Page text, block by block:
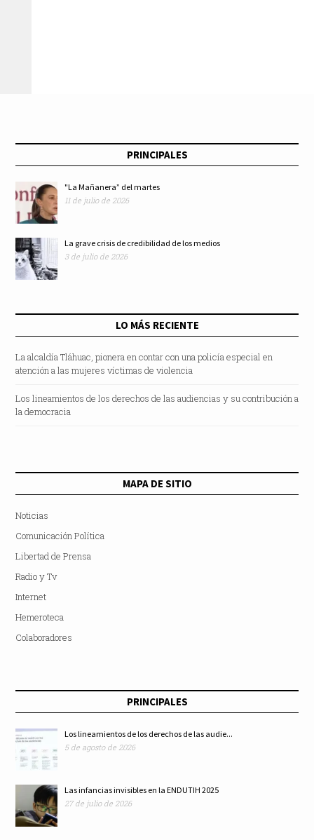
PRINCIPALES
"La Mañanera” del martes
11 de julio de 2026
La grave crisis de credibilidad de los medios
3 de julio de 2026
LO MÁS RECIENTE
La alcaldía Tláhuac, pionera en contar con una policía especial en
atención a las mujeres víctimas de violencia
Los lineamientos de los derechos de las audiencias y su contribución a
la democracia
MAPA DE SITIO
Noticias
Comunicación Política
Libertad de Prensa
Radio y Tv
Internet
Hemeroteca
Colaboradores
PRINCIPALES
Los lineamientos de los derechos de las audie...
5 de agosto de 2026
Las infancias invisibles en la ENDUTIH 2025
27 de julio de 2026